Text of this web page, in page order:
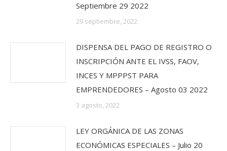
Septiembre 29 2022
29 septiembre, 2022
DISPENSA DEL PAGO DE REGISTRO O
INSCRIPCIÓN ANTE EL IVSS, FAOV,
INCES Y MPPPST PARA
EMPRENDEDORES – Agosto 03 2022
3 agosto, 2022
LEY ORGÁNICA DE LAS ZONAS
ECONÓMICAS ESPECIALES – Julio 20